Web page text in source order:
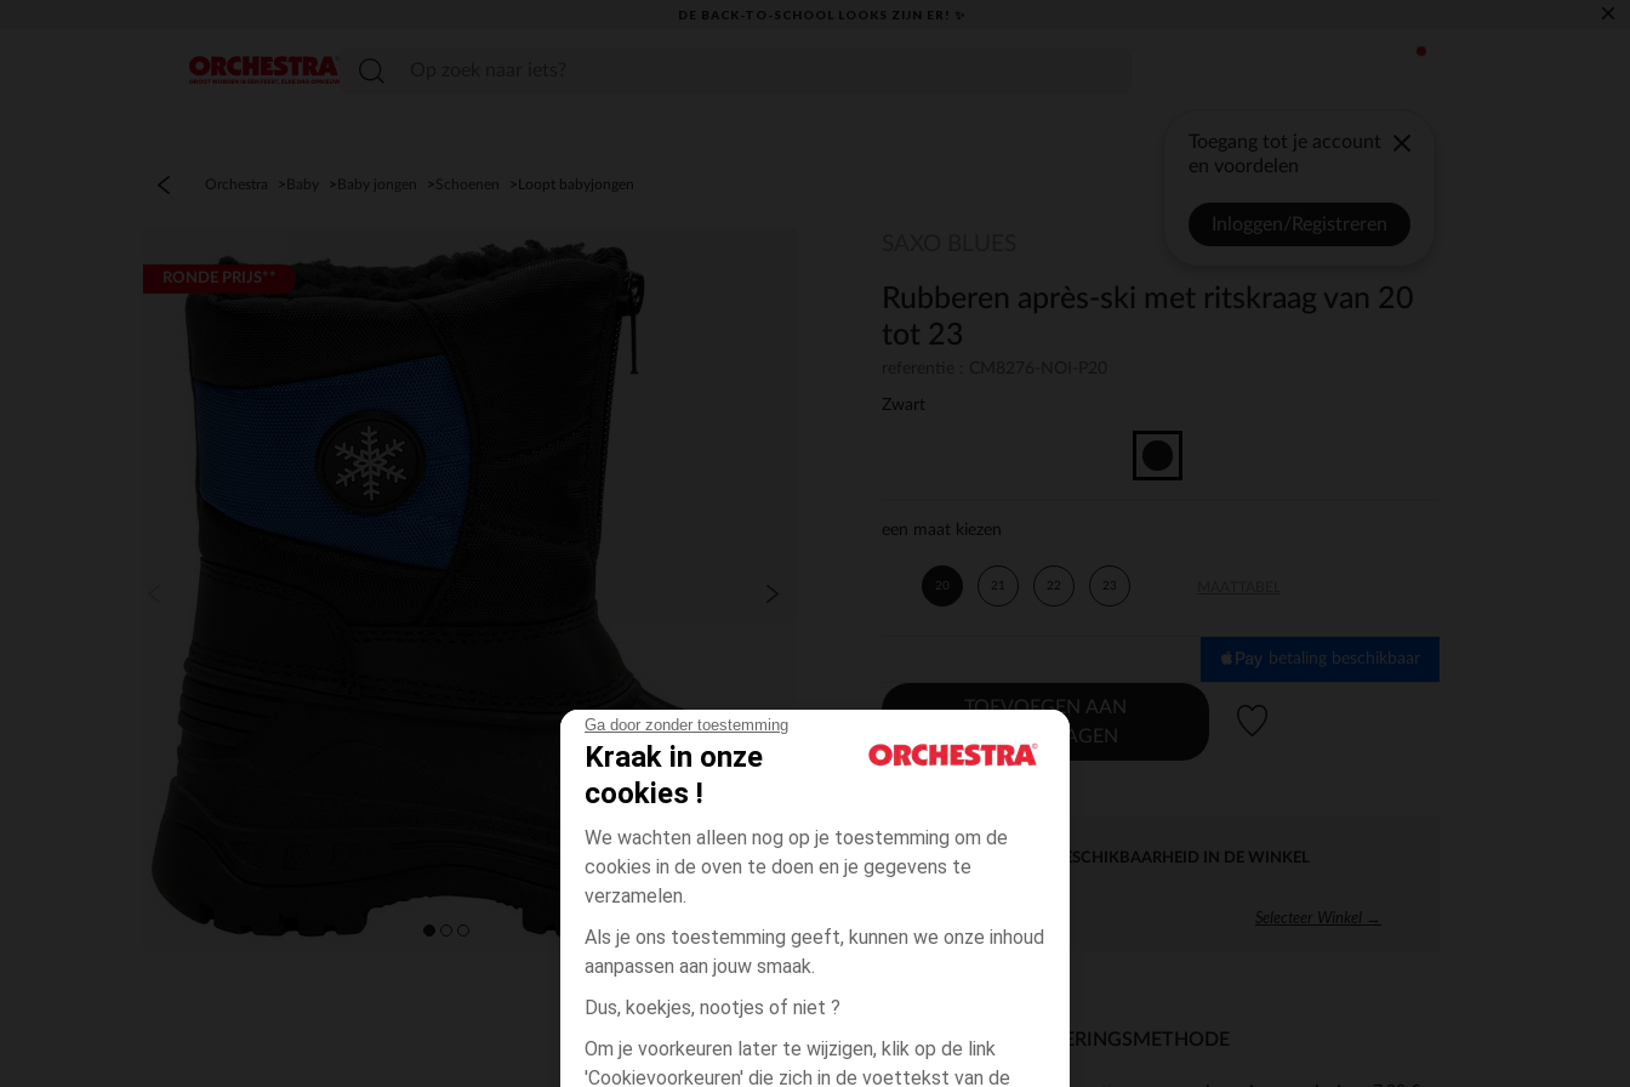
Ga door zonder toestemming
Kraak in onze
cookies !
We wachten alleen nog op je toestemming om de
cookies in de oven te doen en je gegevens te
verzamelen.
Als je ons toestemming geeft, kunnen we onze inhoud
aanpassen aan jouw smaak.
Dus, koekjes, nootjes of niet ?
Om je voorkeuren later te wijzigen, klik op de link
'Cookievoorkeuren' die zich in de voettekst van de
DE BACK-TO-SCHOOL LOOKS ZIJN ER! ✨ ×
menu
Toegang tot je account
en voordelen
Inloggen/Registreren
Orchestra Baby Baby jongen Schoenen Loopt babyjongen
RONDE PRIJS**
Rubberen après-ski met ritskraag van 20
tot 23
Zwart
een maat kiezen
20 21 22 23
betaling beschikbaar
TOEVOEGEN AAN
WINKELWAGEN
DIRECTE BESCHIKBAARHEID IN DE WINKEL
Selecteer Winkel →
BESCHIKBAARE LEVERINGSMETHODE